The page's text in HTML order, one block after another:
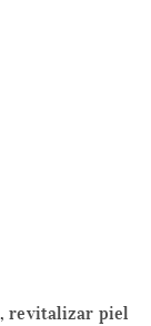
,revitalizar piel